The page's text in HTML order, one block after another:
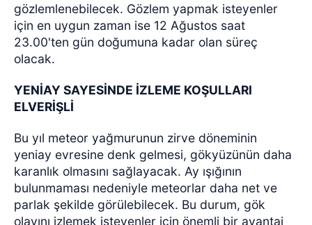
gözlemlenebilecek. Gözlem yapmak isteyenler
için en uygun zaman ise 12 Ağustos saat
23.00'ten gün doğumuna kadar olan süreç
olacak.
YENİAY SAYESİNDE İZLEME KOŞULLARI
ELVERİŞLİ
Bu yıl meteor yağmurunun zirve döneminin
yeniay evresine denk gelmesi, gökyüzünün daha
karanlık olmasını sağlayacak. Ay ışığının
bulunmaması nedeniyle meteorlar daha net ve
parlak şekilde görülebilecek. Bu durum, gök
olayını izlemek isteyenler için önemli bir avantaj